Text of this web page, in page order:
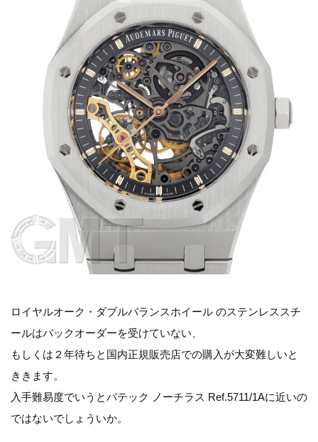
ロイヤルオーク・ダブルバランスホイール のステンレススチ
ールはバックオーダーを受けていない、
もしくは２年待ちと国内正規販売店での購入が大変難しいと
ききます。
入手難易度でいうとパテック ノーチラス Ref.5711/1Aに近いの
ではないでしょういか。